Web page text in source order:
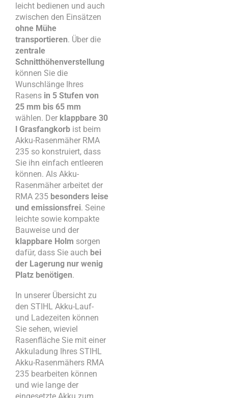
leicht bedienen und auch
zwischen den Einsätzen
ohne Mühe
transportieren. Über die
zentrale
Schnitthöhenverstellung
können Sie die
Wunschlänge Ihres
Rasens in 5 Stufen von
25 mm bis 65 mm
wählen. Der klappbare 30
l Grasfangkorb ist beim
Akku-Rasenmäher RMA
235 so konstruiert, dass
Sie ihn einfach entleeren
können. Als Akku-
Rasenmäher arbeitet der
RMA 235 besonders leise
und emissionsfrei. Seine
leichte sowie kompakte
Bauweise und der
klappbare Holm sorgen
dafür, dass Sie auch bei
der Lagerung nur wenig
Platz benötigen.
In unserer Übersicht zu
den STIHL Akku-Lauf-
und Ladezeiten können
Sie sehen, wieviel
Rasenfläche Sie mit einer
Akkuladung Ihres STIHL
Akku-Rasenmähers RMA
235 bearbeiten können
und wie lange der